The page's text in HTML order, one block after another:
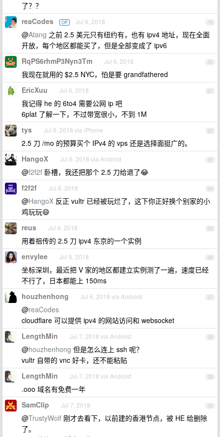
了？？
19
reaCodes OP Jul 6, 2018
@Atang 之前 2.5 美元只有纽约有，也有 ipv4 地址，现在全面
开放，每个地区都能买了，但是全部变成了 ipv6
20
RqPS6rhmP3Nyn3Tm Jul 6, 2018
我现在就用的 $2.5 NYC，怕是要 grandfathered
21
EricXuu Jul 6, 2018
我记得 he 的 6to4 需要公网 ip 吧
6plat 了解一下，不过带宽很小，不到 1M
22
tys Jul 6, 2018 via iPhone
2.5 刀 /mo 的预算买个 IPv4 的 vps 还是选择面挺广的。
23
HangoX Jul 6, 2018 via Android
@f2f2f 卧槽，我还把那个 2.5 刀给退了😂
24
f2f2f Jul 6, 2018
@HangoX 反正 vultr 已经被玩烂了，这下你正好换个别家的小
鸡玩玩😄
25
reus Jul 6, 2018
用着祖传的 2.5 刀 ipv4 东京的一个实例
26
envylee Jul 6, 2018
坐标深圳，最近把 V 家的地区都建立实例测了一遍，速度已经
不行了，日本都能上 150ms
27
houzhenhong Jul 6, 2018 via Android
@reaCodes
cloudflare 可以提供 ipv4 的网站访问和 websocket
28
LengthMin Jul 7, 2018 via Android
@houzhenhong 但是怎么连上 ssh 呢？
vultr 自带的 vnc 好卡，还不能粘贴
29
LengthMin Jul 7, 2018 via Android
.ooo 域名有免费一年
30
SamClip Jul 7, 2018
@TrustyWolf 刚才去看下，以前建的香港节点，被 HE 给删除
了。